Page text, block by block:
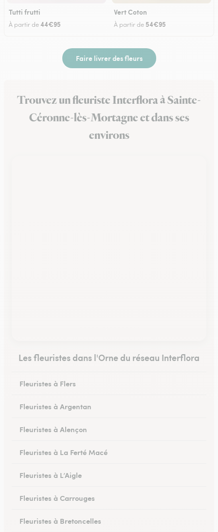
Tutti frutti
À partir de44€95
Vert Coton
À partir de 54€95
Faire livrer des fleurs
Trouvez un fleuriste Interflora à Sainte-
Céronne-lès-Mortagne et dans ses
environs
Les fleuristes dans l'Orne du réseau Interflora
Fleuristes à Flers
Fleuristes à Argentan
Fleuristes à Alençon
Fleuristes à La Ferté Macé
Fleuristes à L’Aigle
Fleuristes à Carrouges
Fleuristes à Bretoncelles